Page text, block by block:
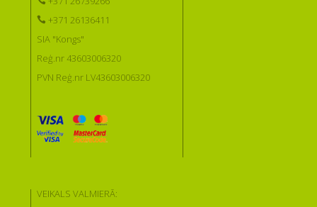
+371 26136411
SIA "Kongs"
Reģ.nr 43603006320
PVN Reģ.nr LV43603006320
VEIKALS VALMIERĀ: